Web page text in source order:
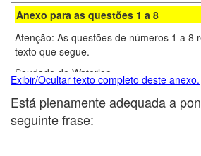
Anexo para as questões 1 a 8
Atenção: As questões de números 1 a 8
texto que segue.
Saudade de Waterloo
dia particularmente agitado nas
e do que o movimento constante de
Exibir/Ocultar texto completo deste anexo.
Está plenamente adequada a
seguinte frase: